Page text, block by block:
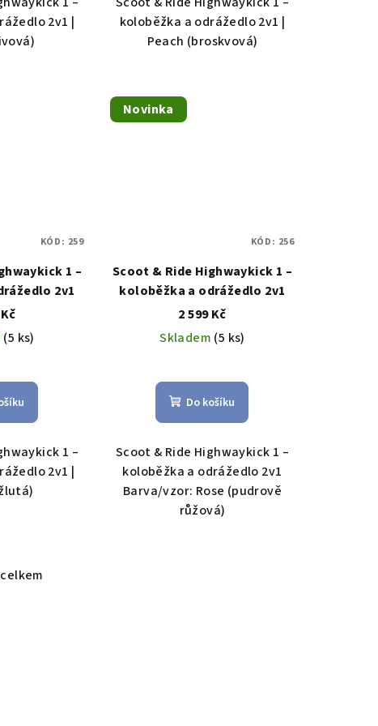
hvězdiček.
2v1 |
koloběžka a odrážedlo 2v1 |
Peach (broskvová)
1 –
2v1
(5 ks)
1 –
2v1 |
KÓD: 259
Novinka
Scoot & Ride Highwaykick 1 –
koloběžka a odrážedlo 2v1
2 599 Kč
Skladem (5 ks)
hodnocení
produktu
je
5,0
z
5
hvězdiček.
Do košíku
Scoot & Ride Highwaykick 1 –
koloběžka a odrážedlo 2v1
Barva/vzor: Rose (pudrově
růžová)
KÓD: 256